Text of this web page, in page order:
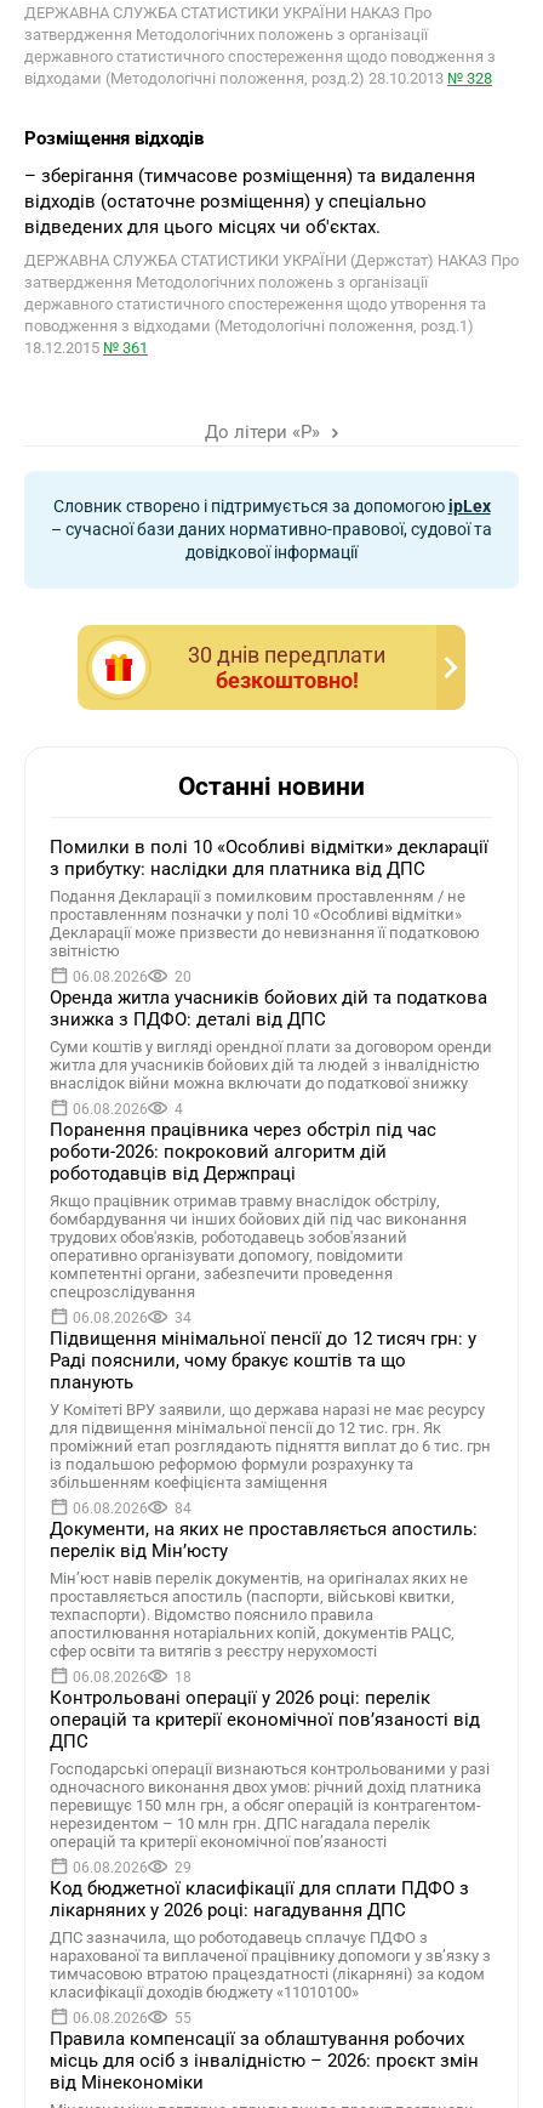
ДЕРЖАВНА СЛУЖБА СТАТИСТИКИ УКРАЇНИ НАКАЗ Про
затвердження Методологічних положень з організації
державного статистичного спостереження щодо поводження з
відходами (Методологічні положення, розд.2) 28.10.2013 № 328
Розміщення відходів
– зберігання (тимчасове розміщення) та видалення
відходів (остаточне розміщення) у спеціально
відведених для цього місцях чи об'єктах.
ДЕРЖАВНА СЛУЖБА СТАТИСТИКИ УКРАЇНИ (Держстат) НАКАЗ Про
затвердження Методологічних положень з організації
державного статистичного спостереження щодо утворення та
поводження з відходами (Методологічні положення, розд.1)
18.12.2015 № 361
До літери «Р»
Словник створено і підтримується за допомогоюipLex
– сучасної бази даних нормативно-правової, судової та
довідкової інформації
30 днiв передплати
безкоштовно!
Останні новини
Помилки в полі 10 «Особливі відмітки» декларації
з прибутку: наслідки для платника від ДПС
Подання Декларації з помилковим проставленням / не
проставленням позначки у полі 10 «Особливі відмітки»
Декларації може призвести до невизнання її податковою
звітністю
06.08.2026 20
Оренда житла учасників бойових дій та податкова
знижка з ПДФО: деталі від ДПС
Суми коштів у вигляді орендної плати за договором оренди
житла для учасників бойових дій та людей з інвалідністю
внаслідок війни можна включати до податкової знижку
06.08.2026 4
Поранення працівника через обстріл під час
роботи-2026: покроковий алгоритм дій
роботодавців від Держпраці
Якщо працівник отримав травму внаслідок обстрілу,
бомбардування чи інших бойових дій під час виконання
трудових обов'язків, роботодавець зобов'язаний
оперативно організувати допомогу, повідомити
компетентні органи, забезпечити проведення
спецрозслідування
06.08.2026 34
Підвищення мінімальної пенсії до 12 тисяч грн: у
Раді пояснили, чому бракує коштів та що
планують
У Комітеті ВРУ заявили, що держава наразі не має ресурсу
для підвищення мінімальної пенсії до 12 тис. грн. Як
проміжний етап розглядають підняття виплат до 6 тис. грн
із подальшою реформою формули розрахунку та
збільшенням коефіцієнта заміщення
06.08.2026 84
Документи, на яких не проставляється апостиль:
перелік від Мін’юсту
Мін’юст навів перелік документів, на оригіналах яких не
проставляється апостиль (паспорти, військові квитки,
техпаспорти). Відомство пояснило правила
апостилювання нотаріальних копій, документів РАЦС,
сфер освіти та витягів з реєстру нерухомості
06.08.2026 18
Контрольовані операції у 2026 році: перелік
операцій та критерії економічної пов’язаності від
ДПС
Господарські операції визнаються контрольованими у разі
одночасного виконання двох умов: річний дохід платника
перевищує 150 млн грн, а обсяг операцій із контрагентом-
нерезидентом – 10 млн грн. ДПС нагадала перелік
операцій та критерії економічної пов’язаності
06.08.2026 29
Код бюджетної класифікації для сплати ПДФО з
лікарняних у 2026 році: нагадування ДПС
ДПС зазначила, що роботодавець сплачує ПДФО з
нарахованої та виплаченої працівнику допомоги у зв’язку з
тимчасовою втратою працездатності (лікарняні) за кодом
класифікації доходів бюджету «11010100»
06.08.2026 55
Правила компенсації за облаштування робочих
місць для осіб з інвалідністю – 2026: проєкт змін
від Мінекономіки